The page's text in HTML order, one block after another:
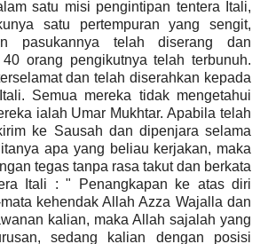
satu misi pengintipan tentera Itali,
satu pertempuran yang sengit,
pasukannya telah diserang dan
orang pengikutnya telah terbunuh.
dan telah diserahkan kepada
Semua mereka tidak mengetahui
ialah Umar Mukhtar. Apabila telah
ke Sausah dan dipenjara selama
apa yang beliau kerjakan, maka
tegas tanpa rasa takut dan berkata
Itali : " Penangkapan ke atas diri
kehendak Allah Azza Wajalla dan
kalian, maka Allah sajalah yang
sedang kalian dengan posisi